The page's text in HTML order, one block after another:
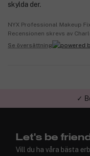
skylda der.
NYX Professional Makeup
Recensionen skrevs av
Se översättning
Let's be
Vill du ha våra bästa